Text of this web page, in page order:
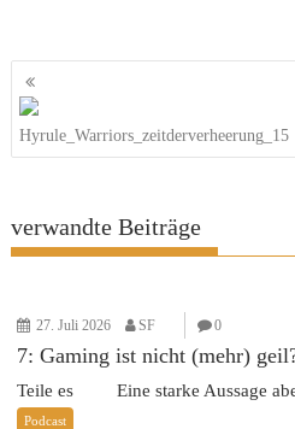
Beitragsnavigation
Hyrule_Warriors_zeitderverheerung_15
verwandte Beiträge
27. Juli 2026 SF 0
7: Gaming ist nicht (mehr)
Teile es Eine starke Aussage
Podcast